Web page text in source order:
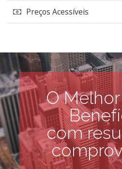
Preços Acessíveis
O
com